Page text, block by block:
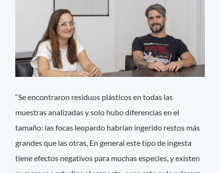
“Se encontraron residuos plásticos en todas las
muestras analizadas y solo hubo diferencias en el
tamaño: las focas leopardo habrían ingerido restos más
grandes que las otras, En general este tipo de ingesta
tiene efectos negativos para muchas especies, y existen